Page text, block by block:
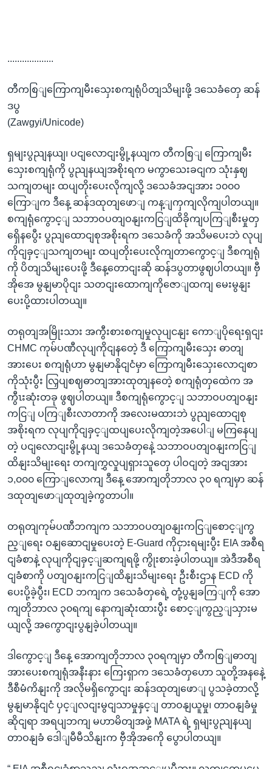
...................
တီကစြျကြောကျမီးသှေးစကျရုံပိတျသိမျးဖို့ ဒသေခံတှေ ဆန်
ဒပွ
(Zawgyi/Unicode)
ရှမျးပွညျနယျ၊ ပငျလောငျးမွို့နယျက တီကစြျ ကြောကျမီး
သှေးစကျရုံကို ပွညျနယျအစိုးရက မကွာသေးခငျက သုံးနှဈ
သကျတမျး ထပျတိုးပေးလိုကျလို့ ဒသေခံအငျအား ၁၀၀၀
ကြောျက ဒီနေ့ ဆန်ဒထုတျဖောျ ကန့ျကှကျလိုကျပါတယျ။
စကျရုံကွောင့ျ သဘာဝပတျဝနျးကငြျထိခိုကျပကြျစီးမှုတှ
ရှေိနပွေီး ပွညျထောငျစုအစိုးရက ဒသေခံကို အသိမပေးဘဲ လုပျ
ကိုငျခှင့ျသကျတမျး ထပျတိုးပေးလိုကျတာကွောင့ျ ဒီစကျရုံ
ကို ပိတျသိမျးပေးဖို့ ဒီနေ့တောငျးဆို ဆန်ဒပွတာဖွဈပါတယျ။ ဗှီ
အိုအေ မွနျမာပိုငျး သတငျးထောကျကိုဇောျထကျ မေးမွနျး
ပေးပို့ထားပါတယျ။
တရုတျအမြိုးသား အကွီးစားစကျမှုလုပျငနျး ကောျပိုရေးရှငျး
CHMC ကုမ်ပဏီလုပျကိုငျနတေဲ့ ဒီ ကြောကျမီးသှေး ဓာတျ
အားပေး စကျရုံဟာ မွနျမာနိုငျငံမှာ ကြောကျမီးသှေးလောငျစာ
ကိုသုံးပွီး လြှပျစဈဓာတျအားထုတျနတေဲ့ စကျရုံတှထေဲက အ
ကွီၤးဆုံးတခု ဖွဈပါတယျ။ ဒီစကျရုံကွောင့ျ သဘာဝပတျဝနျး
ကငြျ ပကြျစီးလာတာကို အလေးမထားဘဲ ပွညျထောငျစု
အစိုးရက လုပျကိုငျခှင့ျထပျပေးလိုကျတဲ့အပေါျ မကြနေပျ
တဲ့ ပငျလောငျးမွို့နယျ ဒသေခံတှနေဲ့ သဘာဝပတျဝနျးကငြျ
ထိနျးသိမျးရေး တကျကွှလှုပျရှားသူတှေ ပါဝငျတဲ့ အငျအား
၁,၀၀၀ ကြောျလောကျ ဒီနေ့ အောကျတိုဘာလ ၃၀ ရကျမှာ ဆန်
ဒထုတျဖောျထုတျခဲ့ကွတာပါ။
တရုတျကုမ်ပဏီဘကျက သဘာဝပတျဝနျးကငြျစောင့ျကွ
ည့ျရေး ဝနျဆောငျမှုပေးတဲ့ E-Guard ကိုငှားရမျးပွီး EIA အစီရ
ငျခံစာနဲ့ လုပျကိုငျခှင့ျဆကျရဖို့ ကွိုးစားခဲ့ပါတယျ။ အဲဒီအစီရ
ငျခံစာကို ပတျဝနျးကငြျထိနျးသိမျးရေး ဦးစီးဌာန ECD ကို
ပေးပို့ခဲ့ပွီး၊ ECD ဘကျက ဒသေခံတှရေဲ့ တုံ့ပွနျခကြျကို အော
ကျတိုဘာလ ၃၀ရကျ နောကျဆုံးထားပွီး စောင့ျကွည့ျသှားမ
ယျလို့ အကွောငျးပွနျခဲ့ပါတယျ။
ဒါကွောင့ျ ဒီနေ့ အောကျတိုဘာလ ၃၀ရကျမှာ တီကစြျဓာတျ
အားပေးစကျရုံအနီးနား ကြေးရှာက ဒသေခံတှဟော သူတို့အနနေဲ့
ဒီစီမံကိနျးကို အလိုမရှိကွောငျး ဆန်ဒထုတျဖောျ ပွသခဲ့တာလို့
မွနျမာနိုငျငံ ပှင့ျလငျးမွငျသာမှုနှင့ျ တာဝနျယူမှု၊ တာဝနျခံမှု
ဆိုငျရာ အရပျဘကျ မဟာမိတျအဖှဲ့ MATA ရဲ့ ရှမျးပွညျနယျ
တာဝနျခံ ဒေါျမီမီသိနျးက ဗှီအိုအကေို ပွောပါတယျ။